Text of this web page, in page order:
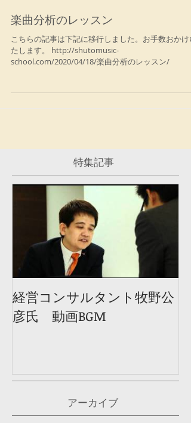
楽曲分析のレッスン
こちらの記事は下記に移行しました。お手数おかけい
たします。 http://shutomusic-
school.com/2020/04/18/楽曲分析のレッスン/
特集記事
経営コンサルタント牧野公
彦氏 動画BGM
アーカイブ